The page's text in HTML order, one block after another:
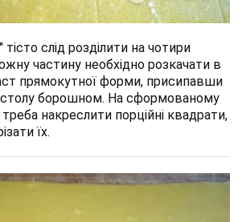
тісто слід розділити на чотири
частину необхідно розкачати в
прямокутної форми, присипавши
борошном. На сформованому
треба накреслити порційні квадрати,
їх.